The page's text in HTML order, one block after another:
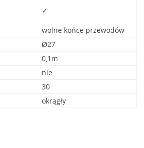
✓
wolne końce przewodów
Ø27
0,1m
nie
30
okrągły